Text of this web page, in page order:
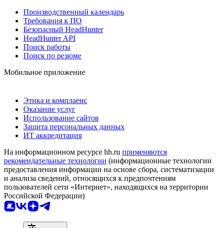
Производственный календарь
Требования к ПО
Безопасный HeadHunter
HeadHunter API
Поиск работы
Поиск по резюме
Мобильное приложение
Этика и комплаенс
Оказание услуг
Использование сайтов
Защита персональных данных
ИТ аккредитация
На информационном ресурсе hh.ru применяются
рекомендательные технологии (информационные технологии
предоставления информации на основе сбора, систематизации
и анализа сведений, относящихся к предпочтениям
пользователей сети «Интернет», находящихся на территории
Российской Федерации)